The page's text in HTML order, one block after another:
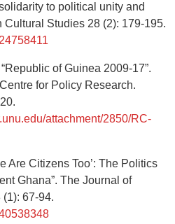
to political unity and
Cultural Studies 28 (2): 179-195.
of Guinea 2009-17”.
for Policy Research.
attachment/2850/RC-
Are Citizens Too’: The Politics
Ghana”. The Journal of
67-94.